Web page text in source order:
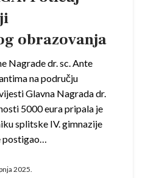
obrazovanja
Nagrade dr. sc. Ante
na području
Glavna Nagrada dr.
5000 eura pripala je
splitske IV. gimnazije
postigao…
2025.